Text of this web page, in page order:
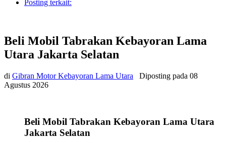
Posting terkait:
Beli Mobil Tabrakan Kebayoran Lama
Utara Jakarta Selatan
di Gibran Motor Kebayoran Lama Utara Diposting pada 08
Agustus 2026
Beli Mobil Tabrakan Kebayoran Lama Utara
Jakarta Selatan